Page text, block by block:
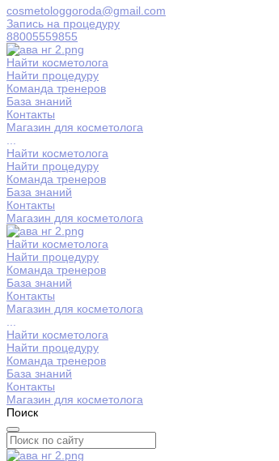
cosmetologgoroda@gmail.com
Запись на процедуру
88005559855
Найти косметолога
Найти процедуру
Команда тренеров
База знаний
Контакты
Магазин для косметолога
Найти косметолога
Найти процедуру
Команда тренеров
База знаний
Контакты
Магазин для косметолога
Найти косметолога
Найти процедуру
Команда тренеров
База знаний
Контакты
Магазин для косметолога
Найти косметолога
Найти процедуру
Команда тренеров
База знаний
Контакты
Магазин для косметолога
Поиск